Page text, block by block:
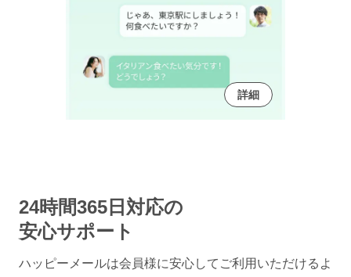
詳細
24時間365日対応の
安心サポート
ハッピーメールは会員様に安心してご利用いただけるよ